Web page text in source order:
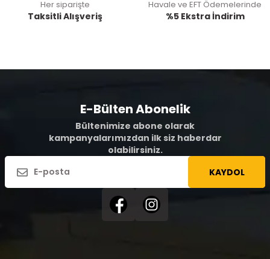
Her siparişte
Taksitli Alışveriş
Havale ve EFT Ödemelerinde
%5 Ekstra İndirim
E-Bülten Abonelik
Bültenimize abone olarak
kampanyalarımızdan ilk siz haberdar
olabilirsiniz.
KAYDOL